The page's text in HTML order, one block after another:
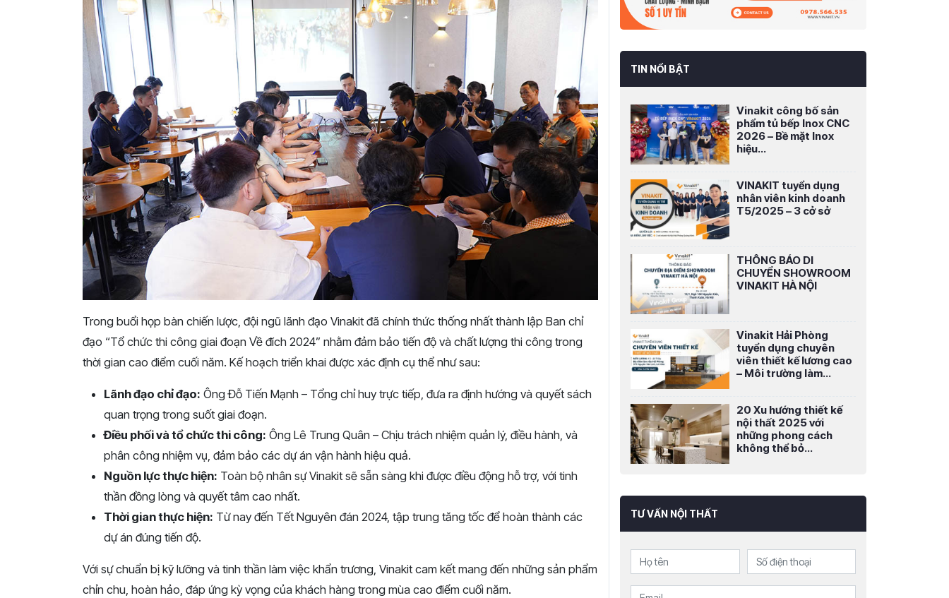
Trong buổi họp bàn chiến lược, đội ngũ lãnh đạo Vinakit đã chính thức thống nhất thành lập Ban chỉ
đạo “Tổ chức thi công giai đoạn Về đích 2024” nhằm đảm bảo tiến độ và chất lượng thi công trong
thời gian cao điểm cuối năm. Kế hoạch triển khai được xác định cụ thể như sau:
Lãnh đạo chỉ đạo: Ông Đỗ Tiến Mạnh – Tổng chỉ huy trực tiếp, đưa ra định hướng và quyết sách
quan trọng trong suốt giai đoạn.
Điều phối và tổ chức thi công: Ông Lê Trung Quân – Chịu trách nhiệm quản lý, điều hành, và
phân công nhiệm vụ, đảm bảo các dự án vận hành hiệu quả.
Nguồn lực thực hiện: Toàn bộ nhân sự Vinakit sẽ sẵn sàng khi được điều động hỗ trợ, với tinh
thần đồng lòng và quyết tâm cao nhất.
Thời gian thực hiện: Từ nay đến Tết Nguyên đán 2024, tập trung tăng tốc để hoàn thành các
dự án đúng tiến độ.
Với sự chuẩn bị kỹ lưỡng và tinh thần làm việc khẩn trương, Vinakit cam kết mang đến những sản phẩm
chỉn chu, hoàn hảo, đáp ứng kỳ vọng của khách hàng trong mùa cao điểm cuối năm.
TIN NỔI BẬT
Vinakit công bố sản
phẩm tủ bếp Inox CNC
2026 – Bề mặt Inox
hiệu...
VINAKIT tuyển dụng
nhân viên kinh doanh
T5/2025 – 3 cở sở
THÔNG BÁO DI
CHUYỂN SHOWROOM
VINAKIT HÀ NỘI
Vinakit Hải Phòng
tuyển dụng chuyên
viên thiết kế lương cao
– Môi trường làm...
20 Xu hướng thiết kế
nội thất 2025 với
những phong cách
không thể bỏ...
TƯ VẤN NỘI THẤT